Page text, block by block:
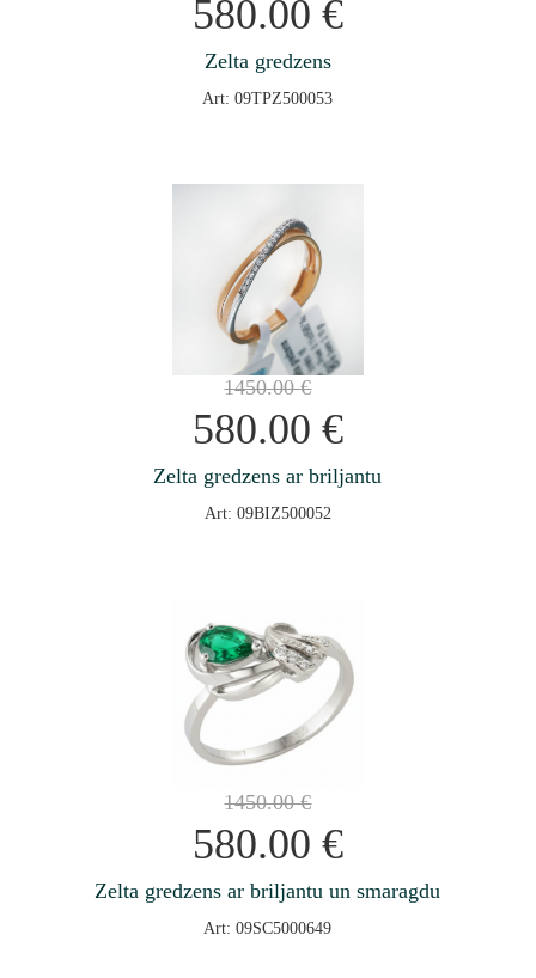
580.00 €
Zelta gredzens
Art: 09TPZ500053
1450.00€
580.00 €
Zelta gredzens ar briljantu
Art: 09BIZ500052
1450.00€
580.00 €
Zelta gredzens ar briljantu un smaragdu
Art: 09SC5000649